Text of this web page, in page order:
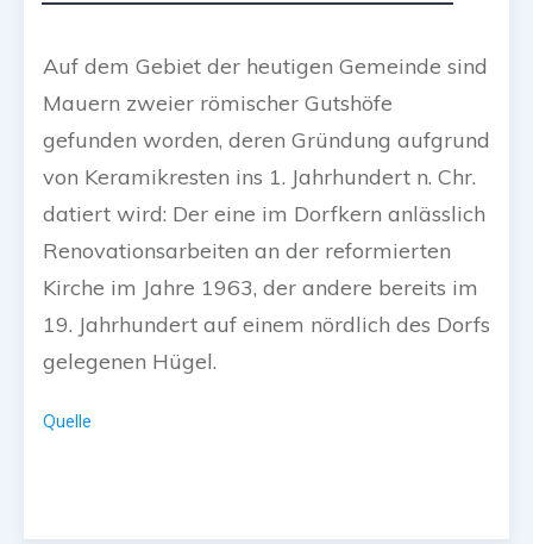
Auf dem Gebiet der heutigen Gemeinde sind
Mauern zweier römischer Gutshöfe
gefunden worden, deren Gründung aufgrund
von Keramikresten ins 1. Jahrhundert n. Chr.
datiert wird: Der eine im Dorfkern anlässlich
Renovationsarbeiten an der reformierten
Kirche im Jahre 1963, der andere bereits im
19. Jahrhundert auf einem nördlich des Dorfs
gelegenen Hügel.
Quelle